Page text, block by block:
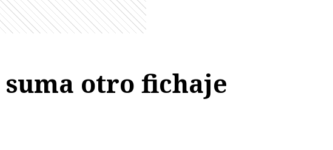
suma otro fichaje